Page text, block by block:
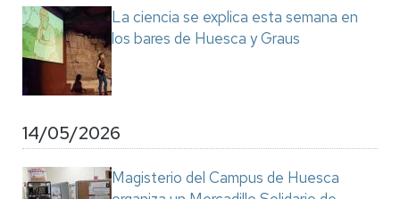
La ciencia se explica esta semana en
los bares de Huesca y Graus
14/05/2026
Magisterio del Campus de Huesca